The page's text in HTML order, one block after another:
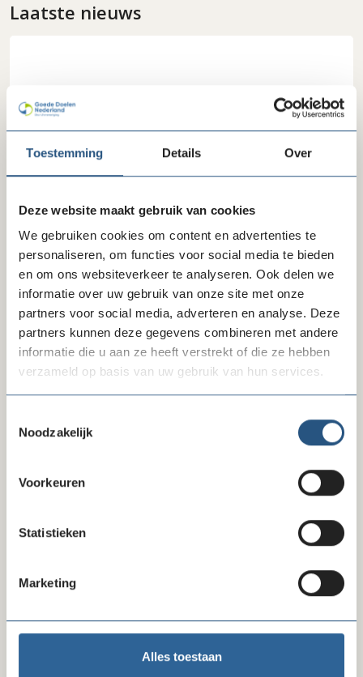
Toestemming Details Over
Deze website maakt gebruik van cookies
We gebruiken cookies om content en advertenties te
personaliseren, om functies voor social media te bieden
en om ons websiteverkeer te analyseren. Ook delen we
informatie over uw gebruik van onze site met onze
partners voor social media, adverteren en analyse. Deze
partners kunnen deze gegevens combineren met andere
informatie die u aan ze heeft verstrekt of die ze hebben
verzameld op basis van uw gebruik van hun services.
Noodzakelijk
Voorkeuren
Statistieken
Marketing
Alles toestaan
Laatste nieuws
10-07-26
Reactie FD-artikel gegevensverzameling
09-07-26